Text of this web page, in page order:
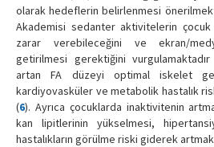
olarak hedeflerin belirlenmesi
Akademisi sedanter aktivitelerin çocuk
zarar verebileceğini ve ekran/
getirilmesi gerektiğini
artan FA düzeyi optimal iskelet
kardiyovasküler ve metabolik hastalık
(6). Ayrıca çocuklarda inaktivitenin
kan lipitlerinin yükselmesi,
hastalıkların görülme riski giderek